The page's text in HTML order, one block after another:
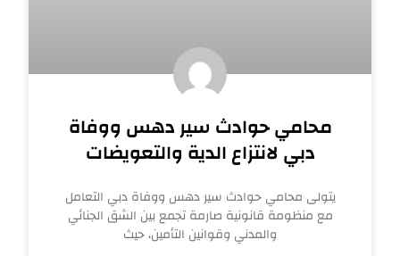
محامي حوادث سير دهس ووفاة
دبي لانتزاع الدية والتعويضات
يتولى محامي حوادث سير دهس ووفاة دبي التعامل
مع منظومة قانونية صارمة تجمع بين الشق الجنائي
والمدني وقوانين التأمين، حيث